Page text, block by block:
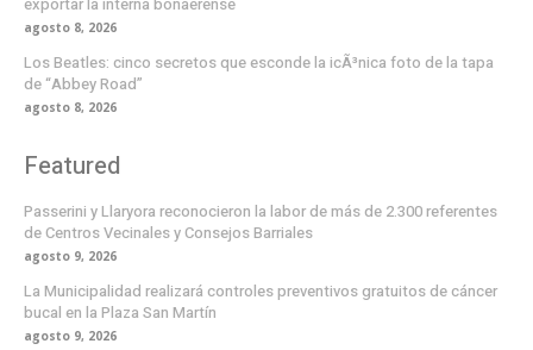
exportar la interna bonaerense
agosto 8, 2026
Los Beatles: cinco secretos que esconde la icÃ³nica foto de la tapa
de “Abbey Road”
agosto 8, 2026
Featured
Passerini y Llaryora reconocieron la labor de más de 2.300 referentes
de Centros Vecinales y Consejos Barriales
agosto 9, 2026
La Municipalidad realizará controles preventivos gratuitos de cáncer
bucal en la Plaza San Martín
agosto 9, 2026